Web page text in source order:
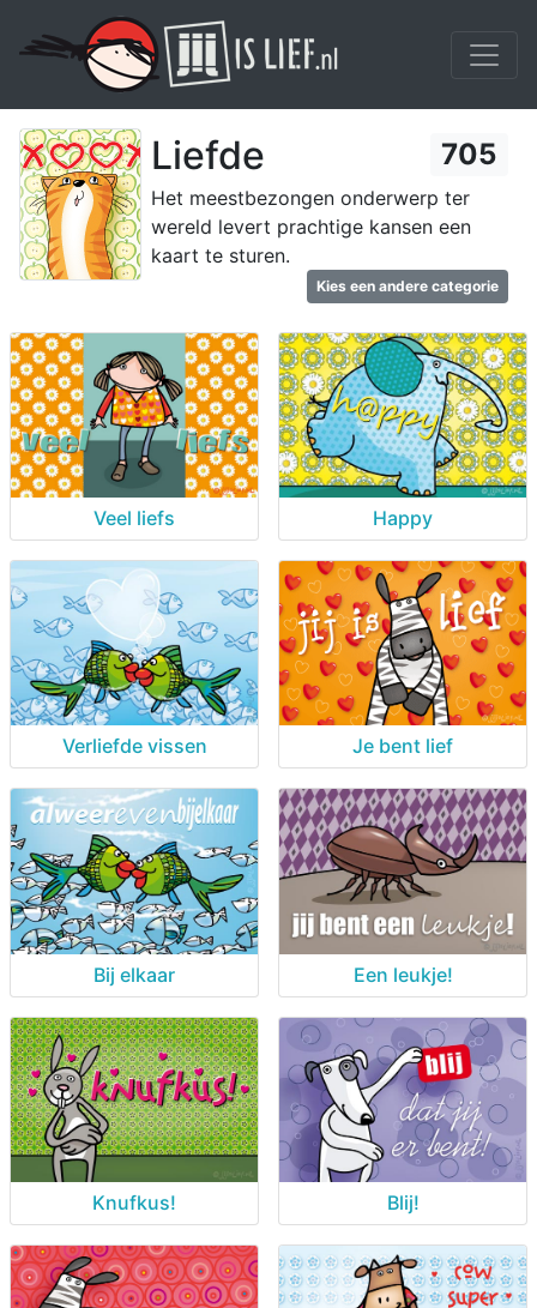
Liefde 705
Het meestbezongen onderwerp ter
wereld levert prachtige kansen een
kaart te sturen.
Kies een andere categorie
Veel liefs Happy
Verliefde vissen Je bent lief
Bij elkaar Een leukje!
Knufkus! Blij!